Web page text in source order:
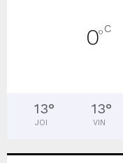
0°C
13°
JOI
13°
VIN